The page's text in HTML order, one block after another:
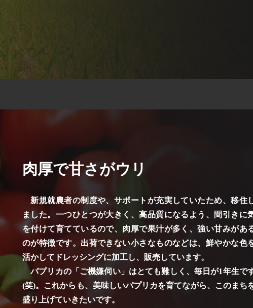
肉厚で甘さがウリ
新規就農者の制度や、サポートが充実していたため、移住
ました。一つひとつが大きく、高品質になるよう、間引きに
を付けて育てているので、肉厚で果汁が多く、強い甘みがあ
のが特徴です。出荷できない小さなものなどは、鮮やかな色
活かしてドレッシングに加工し、販売しています。
パプリカの「ご機嫌伺い」はとても難しく、毎日が1年生で
(笑)。これからも、美味しいパプリカを育てながら、このまち
盛り上げていきたいです。